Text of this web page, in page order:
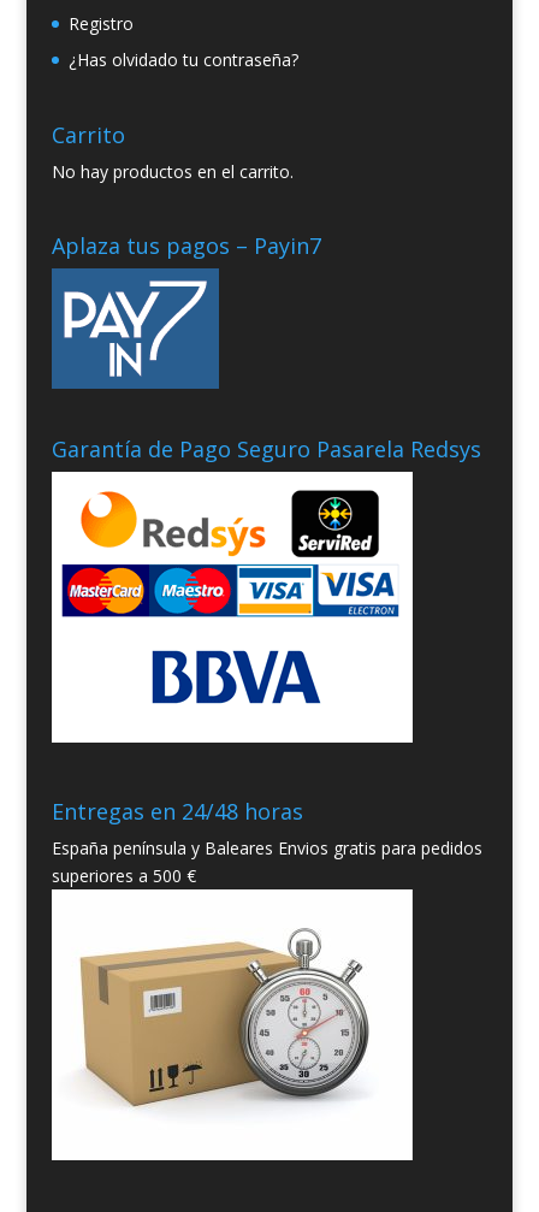
Registro
¿Has olvidado tu contraseña?
Carrito
No hay productos en el carrito.
Aplaza tus pagos – Payin7
Garantía de Pago Seguro Pasarela Redsys
Entregas en 24/48 horas
España península y Baleares Envios gratis para pedidos
superiores a 500 €